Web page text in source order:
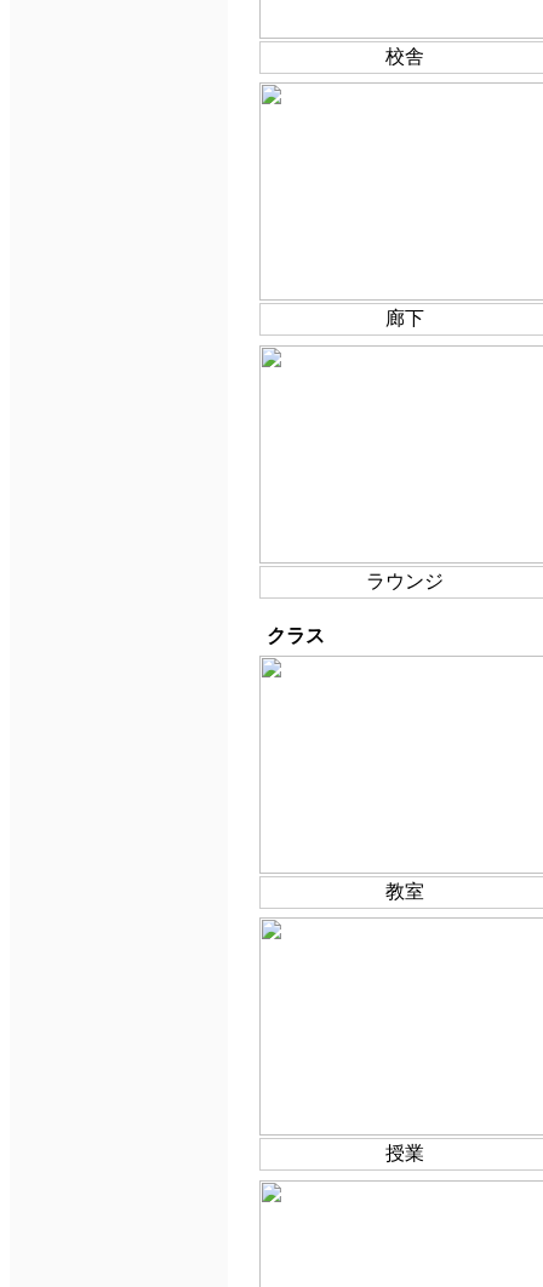
校舎
廊下
ラウンジ
クラス
教室
授業